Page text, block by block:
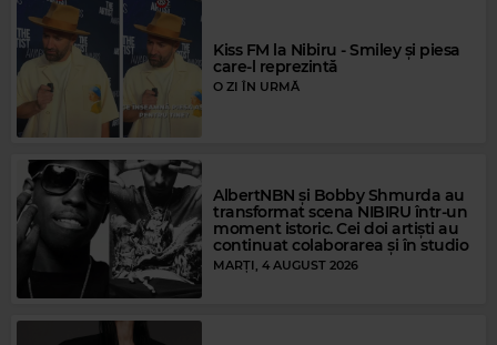
Rock Blues
PETER GREEN BABY WHEN THE SUN GOES DOWN
Kiss FM la Nibiru - Smiley și piesa
care-l reprezintă
O ZI ÎN URMĂ
AlbertNBN și Bobby Shmurda au
transformat scena NIBIRU într-un
moment istoric. Cei doi artiști au
continuat colaborarea și în studio
MARȚI, 4 AUGUST 2026